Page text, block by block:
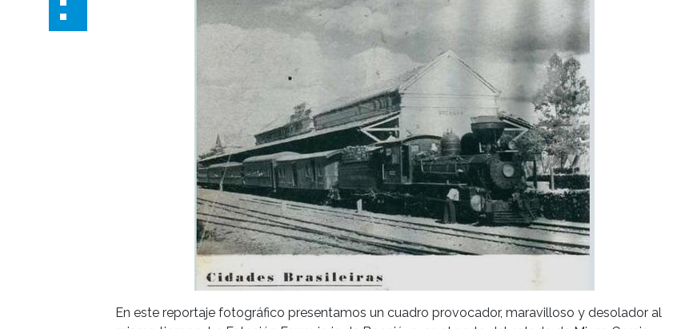
En este reportaje fotográfico presentamos un cuadro provocador, maravilloso y desolador al